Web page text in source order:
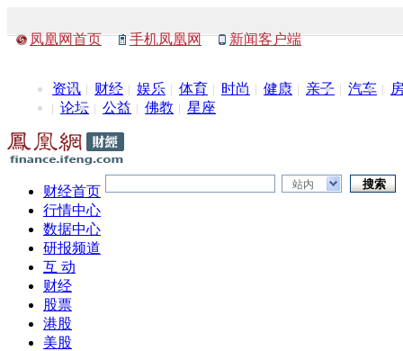
凤凰网首页 手机凤凰网 新闻客户端
资讯 财经 娱乐 体育 时尚 健康 亲子 汽车
论坛
公益 佛教 星座
站内
财经首页
行情中心
数据中心
研报频道
互 动
财经
股票
港股
美股